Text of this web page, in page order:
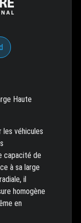
Haute
les véhicules
capacité de
à sa large
il
homogène
en